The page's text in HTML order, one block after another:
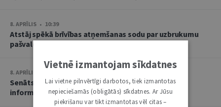
8. APRĪLIS • 10:39
Atstāj spēkā brīvības atņemšanas sodu par uzbrukumu
pašvaldības policistiem
8. APRĪLIS • 10:11
Senāts liek no jauna vērtēt KNAB atteikumu sniegt
informāciju zvērinātai advokātei
Vietnē izmantojam sīkdatnes
Lai vietne pilnvērtīgi darbotos, tiek izmantotas
nepieciešamās (obligātās) sīkdatnes. Ar Jūsu
piekrišanu var tikt izmantotas vēl citas –